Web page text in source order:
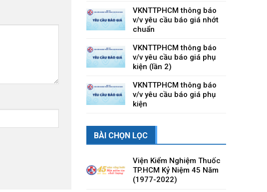
VKNTTPHCM thông báo
v/v yêu cầu báo giá nhớt
chuẩn
VKNTTPHCM thông báo
v/v yêu cầu báo giá phụ
kiện (lần 2)
VKNTTPHCM thông báo
v/v yêu cầu báo giá phụ
kiện
BÀI CHỌN LỌC
Viện Kiểm Nghiệm Thuốc
TP.HCM Kỷ Niệm 45 Năm
(1977-2022)